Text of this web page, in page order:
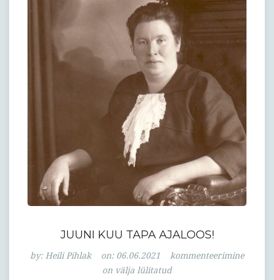
JUUNI KUU TAPA AJALOOS!
by: Heili Pihlak on: 06.06.2021
Juuni
kuu
kommenteerimine
on välja lülitatud